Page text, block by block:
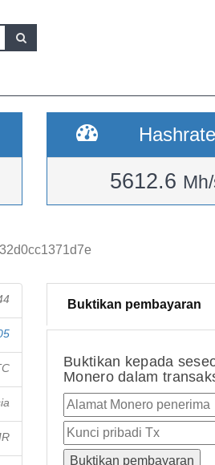
Hashrate
5612.6
Buktikan pembayaran
Buktikan kepada
Monero dalam